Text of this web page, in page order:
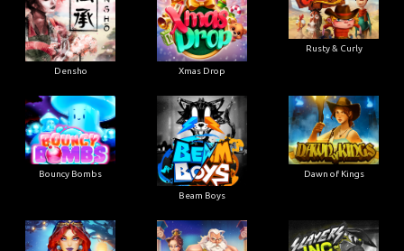
Densho Xmas Drop
Rusty & Curly
Bouncy Bombs
Beam Boys
Dawn of Kings